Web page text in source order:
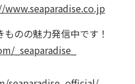
のの魅力発信中です！
_seaparadise_